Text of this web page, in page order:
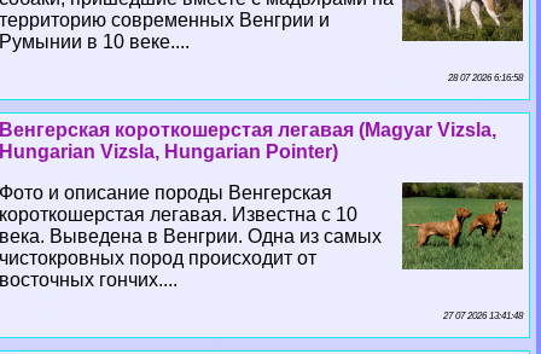
территорию современных Венгрии и
Румынии в 10 веке....
28 07 2026 6:16:58
Венгерская короткошерстая легавая (Magyar Vizsla,
Hungarian Vizsla, Hungarian Pointer)
Фото и описание породы Венгерская
короткошерстая легавая. Известна с 10
века. Выведена в Венгрии. Одна из самых
чистокровных пород происходит от
восточных гончих....
27 07 2026 13:41:48